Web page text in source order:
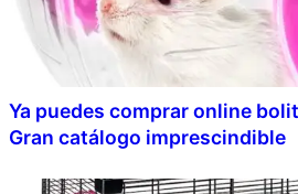
Ya puedes comprar online
Gran catálogo imprescindible